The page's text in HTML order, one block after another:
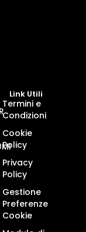
Link Utili
Termini e
Condizioni
Cookie
Policy
Privacy
Policy
Gestione
Preferenze
Cookie